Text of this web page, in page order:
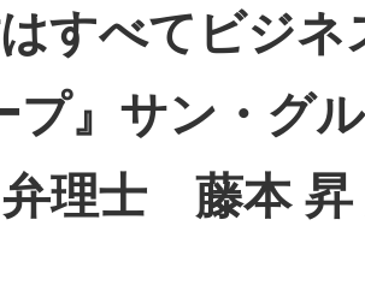
すべてビジネ
プ』サン・グ
理士 藤本 昇